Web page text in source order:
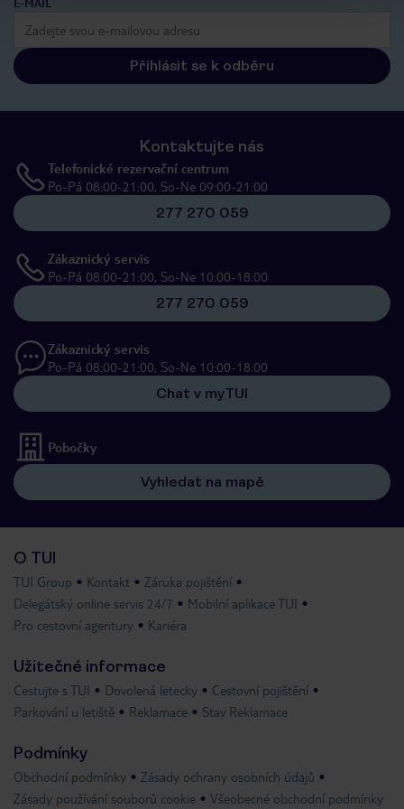
Přihlásit se k odběru
Kontaktujte nás
Telefonické rezervační centrum
Po-Pá 08:00-21:00, So-Ne 09:00-21:00
277 270 059
Zákaznický servis
Po-Pá 08:00-21:00, So-Ne 10:00-18:00
277 270 059
Zákaznický servis
Po-Pá 08:00-21:00, So-Ne 10:00-18:00
Chat v myTUI
Pobočky
Vyhledat na mapě
O TUI
TUI Group Kontakt
Záruka pojištění
Delegátský online servis 24/7
Mobilní aplikace TUI
Pro cestovní agentury
Kariéra
Užitečné informace
Cestujte s TUI Dovolená letecky
Cestovní pojištění
Parkování u letiště
Reklamace Stav Reklamace
Podmínky
Obchodní podmínky
Zásady ochrany osobních údajů
Zásady používání souborů cookie
Všeobecné obchodní podmínky